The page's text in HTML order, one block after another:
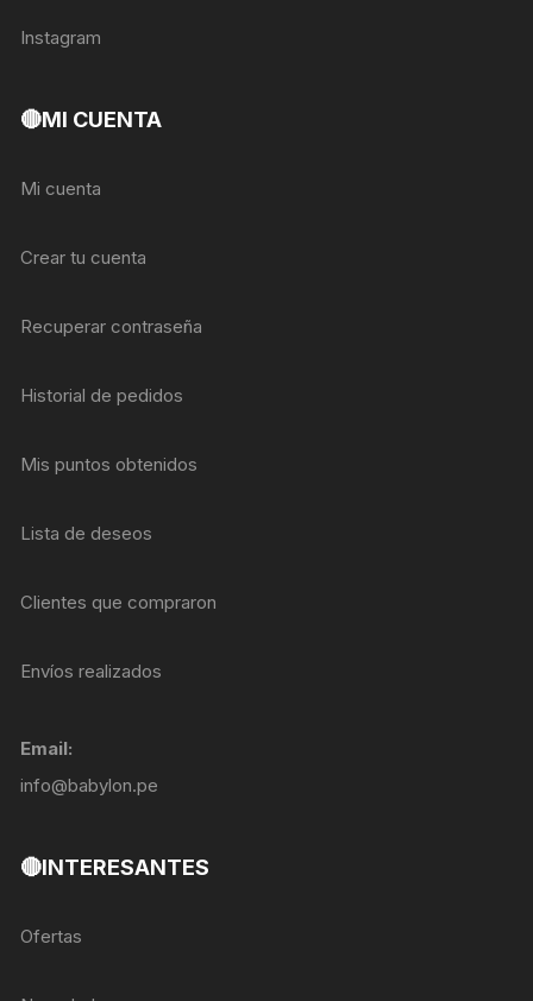
Instagram
🔴MI CUENTA
Mi cuenta
Crear tu cuenta
Recuperar contraseña
Historial de pedidos
Mis puntos obtenidos
Lista de deseos
Clientes que compraron
Envíos realizados
Email:
info@babylon.pe
🔴INTERESANTES
Ofertas